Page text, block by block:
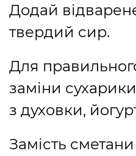
Додай
твердий сир.
Для
заміни
з духовки,
Замість